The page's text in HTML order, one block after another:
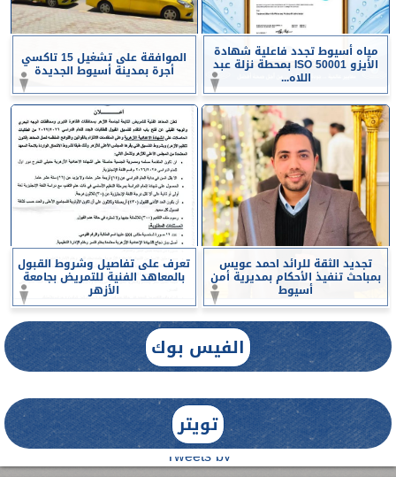
مياه أسيوط تجدد فاعلية شهادة
الأيزو ISO 50001 بمحطة نزلة عبد
اللاه...
الموافقة على تشغيل 15 تاكسي
أجرة بمدينة أسيوط الجديدة
تجديد الثقة للرائد احمد عويس
بمباحث تنفيذ الأحكام بمديرية أمن
أسيوط
تعرف على تفاصيل وشروط القبول
بالمعاهد الفنية للتمريض بجامعة
الأزهر
الفيس بوك
تويتر
Tweets by